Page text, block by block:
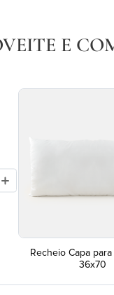
E
Recheio Capa
36x70